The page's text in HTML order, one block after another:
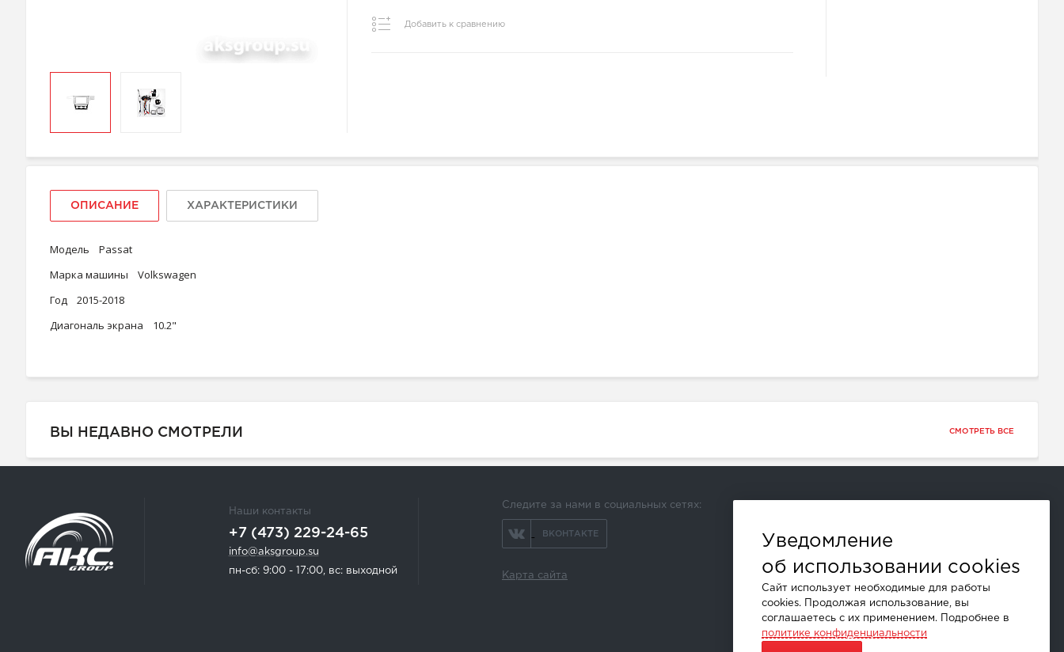
Добавить к сравнению
ОПИСАНИЕ ХАРАКТЕРИСТИКИ
Модель Passat
Марка машины Volkswagen
Год 2015-2018
Диагональ экрана 10.2"
ВЫ НЕДАВНО СМОТРЕЛИ СМОТРЕТЬ ВСЕ
Наши контакты
+7 (473) 229-24-65
info@aksgroup.su
пн-сб: 9:00 - 17:00, вс: выходной
Следите за нами в социальных сетях:
ВКОНТАКТЕ
Карта сайта
и другие
Уведомление
об использовании cookies
Сайт использует необходимые для работы
cookies. Продолжая использование, вы
соглашаетесь с их применением. Подробнее в
политике конфиденциальности